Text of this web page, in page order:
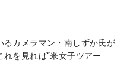
るカメラマン・南しずか氏が
を見れば“米女子ツアー